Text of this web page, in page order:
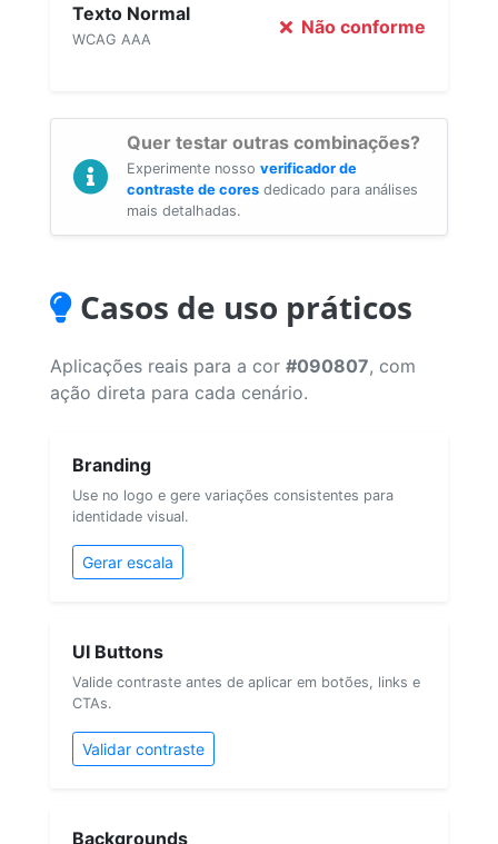
Texto Normal
WCAG AAA
Não conforme
Quer testar outras combinações?
Experimente nosso verificador de
contraste de cores dedicado para análises
mais detalhadas.
Casos de uso práticos
Aplicações reais para a cor #090807, com
ação direta para cada cenário.
Branding
Use no logo e gere variações consistentes para
identidade visual.
Gerar escala
UI Buttons
Valide contraste antes de aplicar em botões, links e
CTAs.
Validar contraste
Backgrounds